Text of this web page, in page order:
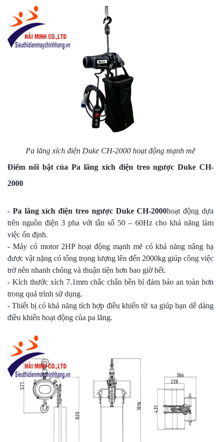
Pa lăng xích điện Duke CH-2000 hoạt động mạnh mẽ
Điểm nổi bật của Pa lăng xích điện treo ngược Duke CH-
2000
- Pa lăng xích điện treo ngược Duke CH-2000hoạt động dựa
trên nguồn điện 3 pha với tần số 50 – 60Hz cho khả năng làm
việc ổn định.
- Máy có motor 2HP hoạt động mạnh mẽ có khả năng nâng hạ
được vật nặng có tổng trọng lượng lên đến 2000kg giúp công việc
trở nên nhanh chóng và thuận tiện hơn bao giờ hết.
- Kích thước xích 7.1mm chắc chắn bền bỉ đảm bảo an toàn hơn
trong quá trình sử dụng.
- Thiết bị có khả năng tích hợp điều khiển từ xa giúp bạn dễ dàng
điều khiển hoạt động của pa lăng.